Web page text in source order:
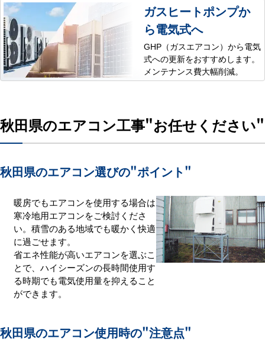
ガスヒートポンプか
ら電気式へ
GHP（ガスエアコン）から電気
式への更新をおすすめします。
メンテナンス費大幅削減。
秋田県のエアコン工事"お任せください"
秋田県のエアコン選びの"ポイント"
暖房でもエアコンを使用する場合は
寒冷地用エアコンをご検討くださ
い。積雪のある地域でも暖かく快適
に過ごせます。
省エネ性能が高いエアコンを選ぶこ
とで、ハイシーズンの長時間使用す
る時期でも電気使用量を抑えること
ができます。
秋田県のエアコン使用時の"注意点"